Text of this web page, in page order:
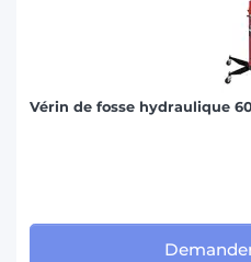
Vérin de fosse hydraulique